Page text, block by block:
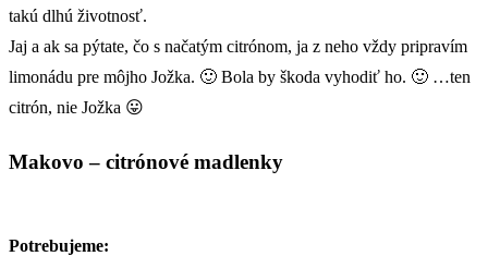
takú dlhú životnosť.
Jaj a ak sa pýtate, čo s načatým citrónom, ja z neho vždy pripravím
limonádu pre môjho Jožka. 🙂 Bola by škoda vyhodiť ho. 🙂 …ten
citrón, nie Jožka 😛
Makovo – citrónové madlenky
Potrebujeme: